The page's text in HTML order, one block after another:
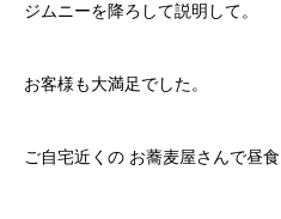
ジムニーを降ろして説明して。
お客様も大満足でした。
ご自宅近くの お蕎麦屋さんで昼